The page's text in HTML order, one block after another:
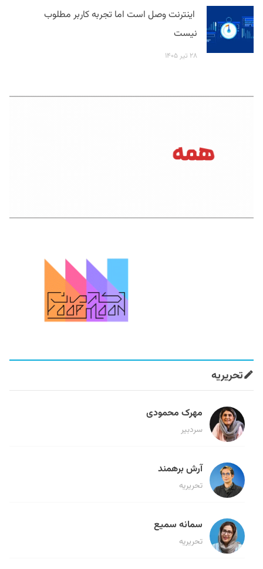
اینترنت وصل است اما تجربه کاربر مطلوب
نیست
۲۸ تیر ۱۴۰۵
تحریریه
مهرک محمودی
سردبیر
آرش برهمند
تحریریه
سمانه سمیع
تحریریه